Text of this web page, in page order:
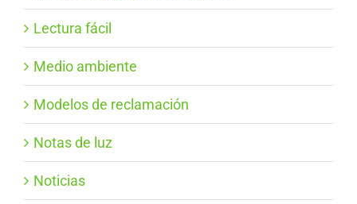
Lectura fácil
Medio ambiente
Modelos de reclamación
Notas de luz
Noticias